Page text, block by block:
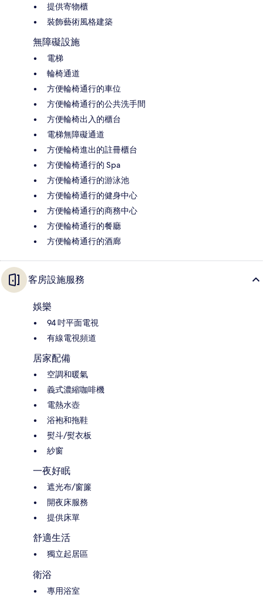
提供寄物櫃
裝飾藝術風格建築
無障礙設施
電梯
輪椅通道
方便輪椅通行的車位
方便輪椅通行的公共洗手間
方便輪椅出入的櫃台
電梯無障礙通道
方便輪椅進出的註冊櫃台
方便輪椅通行的 Spa
方便輪椅通行的游泳池
方便輪椅通行的健身中心
方便輪椅通行的商務中心
方便輪椅通行的餐廳
方便輪椅通行的酒廊
客房設施服務
娛樂
94 吋平面電視
有線電視頻道
居家配備
空調和暖氣
義式濃縮咖啡機
電熱水壺
浴袍和拖鞋
熨斗/熨衣板
紗窗
一夜好眠
遮光布/窗簾
開夜床服務
提供床單
舒適生活
獨立起居區
衛浴
專用浴室